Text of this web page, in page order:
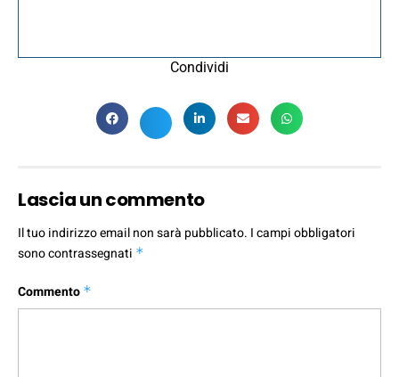
Condividi
Lascia un commento
Il tuo indirizzo email non sarà pubblicato. I campi obbligatori
sono contrassegnati *
Commento *